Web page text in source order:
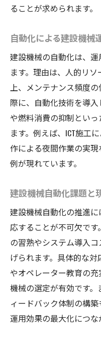
ることが求められます。
自動化による建設機械
建設機械の自動化は、
ます。理由は、人的リ
上、メンテナンス頻度
際に、自動化技術を導
や燃料消費の抑制とい
ます。例えば、ICT施工
作による夜間作業の実
例が現れています。
建設機械自動化課題と
建設機械自動化の推進
応することが不可欠で
の習熟やシステム導入
げられます。具体的な
やオペレーター教育の
機械の選定が有効です
ィードバック体制の構
運用効果の最大化につな